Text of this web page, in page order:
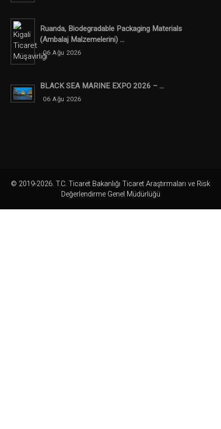
Ruanda, Biodegradable Packaging Materials
(ambalaj Malzemelerini) ...
06 Ağu 2026
BLACK SEA MARINE EXPO 2026 – ...
06 Ağu 2026
© 2019-2026. T.C. Ticaret Bakanlığı Ticaret Araştırmaları ve Risk
Değerlendirme Genel Müdürlüğü